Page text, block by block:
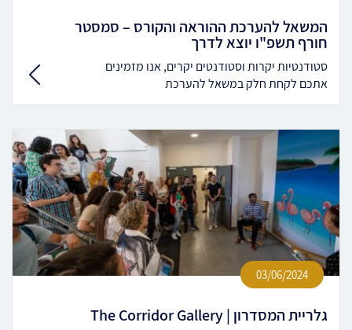
המשאל להערכת ההוראה והקורס – סמסטר
חורף תשפ"ו יוצא לדרך
סטודנטיות יקרות וסטודנטים יקרים, אנו מזמינים
אתכם לקחת חלק במשאל להערכת
03/06/2024
גלריית המסדרון | The Corridor Gallery